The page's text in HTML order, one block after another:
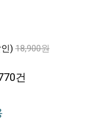
) 18,900원
건